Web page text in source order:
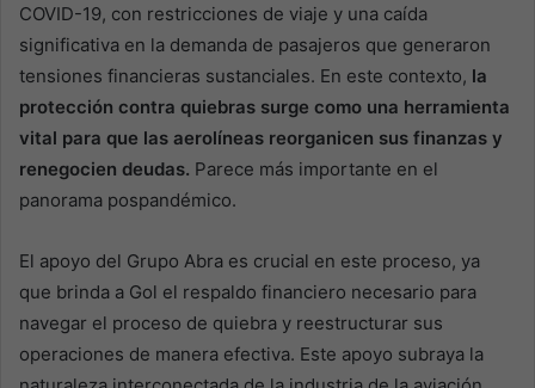
COVID-19, con restricciones de viaje y una caída
significativa en la demanda de pasajeros que generaron
tensiones financieras sustanciales. En este contexto, la
protección contra quiebras surge como una herramienta
vital para que las aerolíneas reorganicen sus finanzas y
renegocien deudas. Parece más importante en el
panorama pospandémico.
El apoyo del Grupo Abra es crucial en este proceso, ya
que brinda a Gol el respaldo financiero necesario para
navegar el proceso de quiebra y reestructurar sus
operaciones de manera efectiva. Este apoyo subraya la